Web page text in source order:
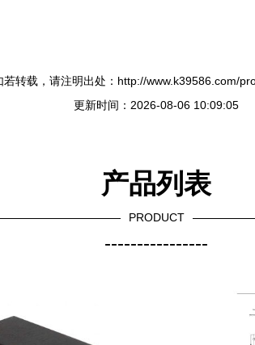
若转载，请注明出处：http://www.k39586.com/
更新时间：2026-08-06 10:09:05
产品列表
PRODUCT
----------------